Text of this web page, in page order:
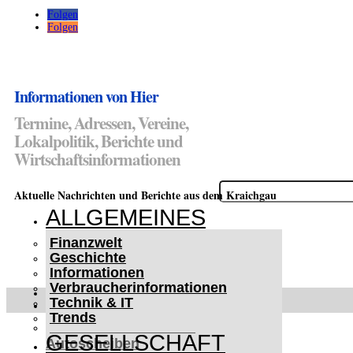
Folgen
Folgen
Informationen von Hier
Termine, Adressen, Vereine,
Lokalpolitik, Berichte und
Wirtschaftsinformationen
Suchen
nach:
Aktuelle Nachrichten und Berichte aus dem Kraichgau
ALLGEMEINES
Finanzwelt
Geschichte
Informationen
Verbraucherinformationen
Technik & IT
Trends
GESELLSCHAFT
WETTERWARNUNGEN
WINTER IM KRAICHGAU
Lifehacks für vereiste
Autoscheiben